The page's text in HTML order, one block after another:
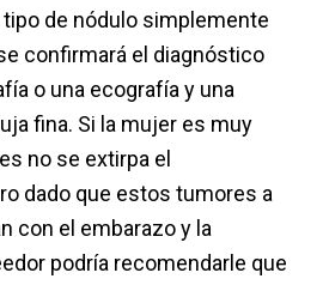
de nódulo simplemente
confirmará el diagnóstico
o una ecografía y una
fina. Si la mujer es muy
no se extirpa el
dado que estos tumores a
con el embarazo y la
podría recomendarle que